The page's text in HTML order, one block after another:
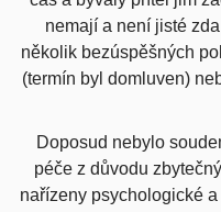
nemají a není jisté
několik bezúspěšných
(termín byl domluven)
Doposud nebylo
péče z důvodu
nařízeny psychologické